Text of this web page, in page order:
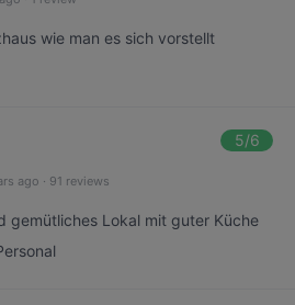
wie man es sich vorstellt
5/6
ago · 91 reviews
gemütliches Lokal mit guter Küche